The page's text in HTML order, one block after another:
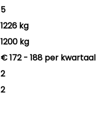
5
1226 kg
1200 kg
€ 172 - 188 per kwartaal
2
2